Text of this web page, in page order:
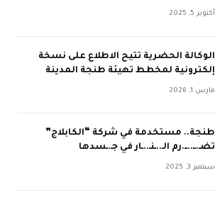
أكتوبر 5, 2025
الوكالة الحضرية تتيح الاطلاع على نسخة
إلكترونية لمخطط تهيئة طنجة المدينة
مارس 1, 2026
طنجة.. مستخدمة في شركة “الكابلاج”
تضـ.ــ..ــ.رم الـ..ـنـ..ـار في جـ.ـسدها
سبتمبر 3, 2025